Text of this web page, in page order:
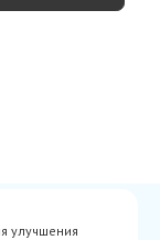
улучшения